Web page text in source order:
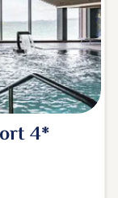
4*